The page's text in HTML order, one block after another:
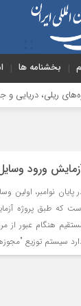
بخشنامه ها
دریایی و جاده‌ای
ورود
پایان نوامبر، اولین
که طبق پروژه
هنگام عبور
سیستم توزیع